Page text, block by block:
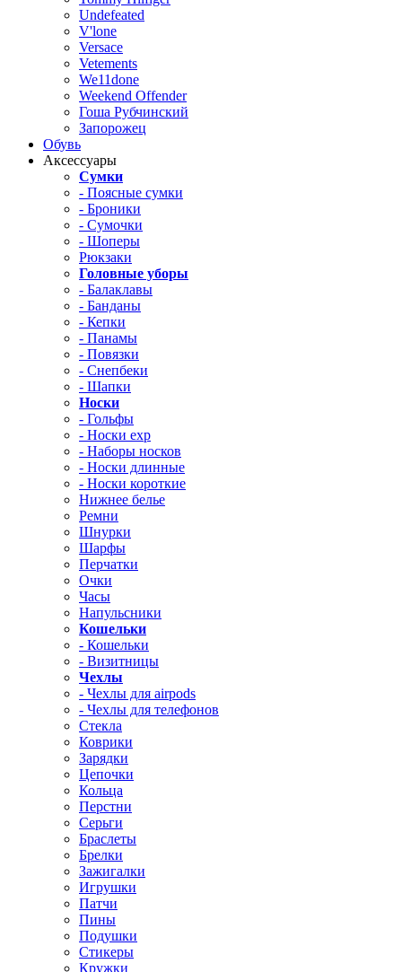
Undefeated
V'lone
Versace
Vetements
We11done
Weekend Offender
Гоша Рубчинский
Запорожец
Обувь
Аксессуары
Сумки
- Поясные сумки
- Броники
- Сумочки
- Шоперы
Рюкзаки
Головные уборы
- Балаклавы
- Банданы
- Кепки
- Панамы
- Повязки
- Снепбеки
- Шапки
Носки
- Гольфы
- Носки exp
- Наборы носков
- Носки длинные
- Носки короткие
Нижнее белье
Ремни
Шнурки
Шарфы
Перчатки
Очки
Часы
Напульсники
Кошельки
- Кошельки
- Визитницы
Чехлы
- Чехлы для airpods
- Чехлы для телефонов
Стекла
Коврики
Зарядки
Цепочки
Кольца
Перстни
Серьги
Браслеты
Брелки
Зажигалки
Игрушки
Патчи
Пины
Подушки
Стикеры
Кружки